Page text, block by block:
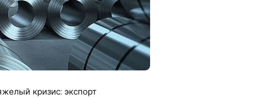
кризис: экспорт